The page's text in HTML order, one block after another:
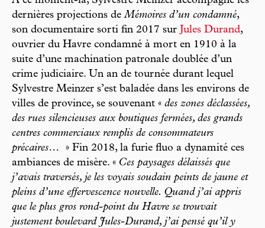
dernières projections deMémoires d’un condamné,
son documentaire sorti fin 2017 sur Jules Durand,
ouvrier du Havre condamné à mort en 1910 à la
suite d’une machination patronale doublée d’un
crime judiciaire. Un an de tournée durant lequel
Sylvestre Meinzer s’est baladée dans les environs de
villes de province, se souvenant « des zones déclassées,
des rues silencieuses aux boutiques fermées, des grands
centres commerciaux remplis de consommateurs
précaires…
» Fin 2018, la furie fluo a dynamité ces
ambiances de misère. « Ces paysages délaissés que
j’avais traversés, je les voyais soudain peints de jaune et
pleins d’une effervescence nouvelle. Quand j’ai appris
que le plus gros rond-point du Havre se trouvait
justement boulevard Jules-Durand, j’ai pensé qu’il y